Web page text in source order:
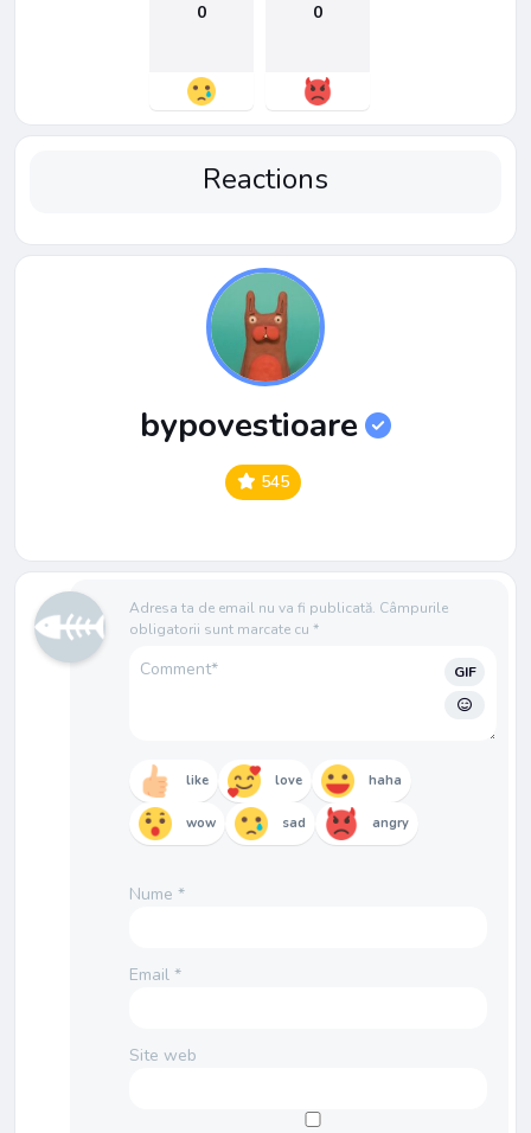
0 0
Reactions
bypovestioare
545
Adresa ta de email nu va fi publicată. Câmpurile
obligatorii sunt marcate cu *
GIF
like love haha
wow sad angry
Nume *
Email *
Site web